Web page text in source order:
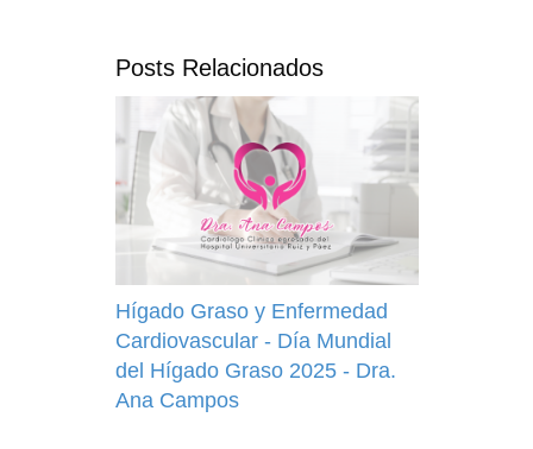
búsqueda
Posts Relacionados
Hígado Graso y Enfermedad
Cardiovascular - Día Mundial
del Hígado Graso 2025 - Dra.
Ana Campos